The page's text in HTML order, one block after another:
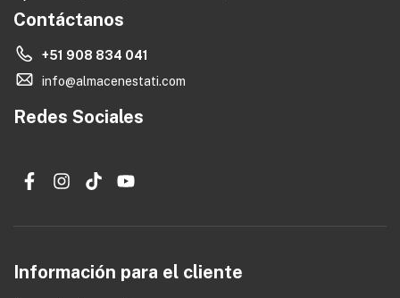
Contáctanos
+51 908 834 041
info@almacenestati.com
Redes Sociales
Información para el cliente